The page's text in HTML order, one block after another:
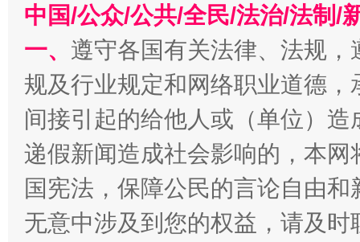
全民健身五年计划来了！等你上场
中国/公众/公共/全民/法治/法制/
一、 遵守各国有关法律、法规
规及行业规定和网络职业道德
间接引起的给他人或（单位）
递假新闻造成社会影响的，本
国宪法，保障公民的言论自由
无意中涉及到您的权益，请及